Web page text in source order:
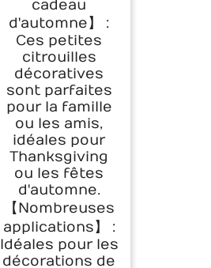
cadeau
d'automne】 :
Ces petites
citrouilles
décoratives
sont parfaites
pour la famille
ou les amis,
idéales pour
Thanksgiving
ou les fêtes
d'automne.
【Nombreuses
applications】 :
Idéales pour les
décorations de